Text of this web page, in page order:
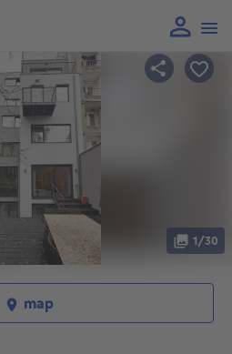
1/30
map